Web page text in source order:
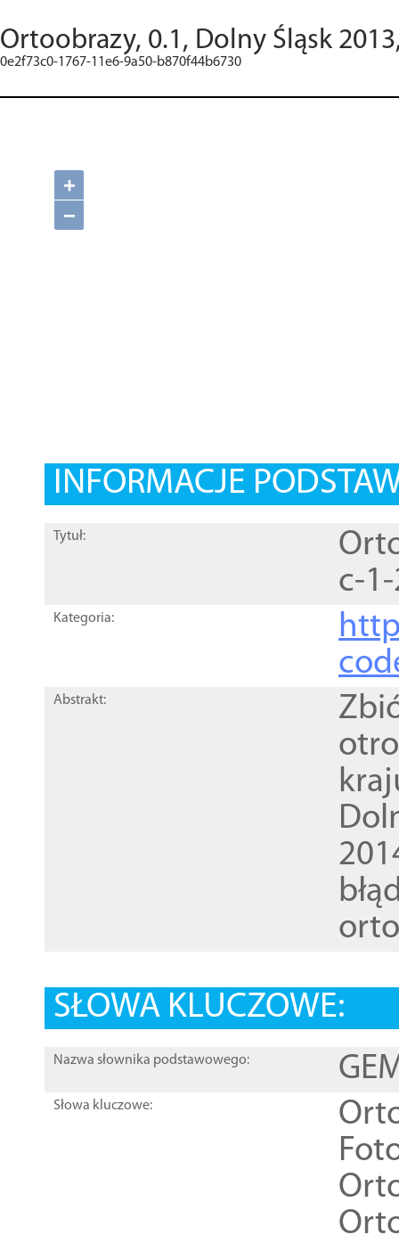
Ortoobrazy, 0.1, Dolny Śląsk
0e2f73c0-1767-11e6-9a50-b870f44b6730
+
−
INFORMACJE
Tytuł:
c-
Kategoria:
Abstrakt:
SŁOWA KLUCZOWE:
Nazwa słownika podstawowego:
Słowa kluczowe: